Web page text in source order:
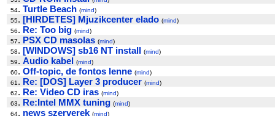
54. Turtle Beach (mind)
55. [HIRDETES] Mjuzikcenter elado (mind)
56. Re: Too big (mind)
57. PSX CD masolas (mind)
58. [WINDOWS] sb16 NT install (mind)
59. Audio kabel (mind)
60. Off-topic, de fontos lenne (mind)
61 . Re: [DOS] Layer 3 producer (mind)
62. Re: Video CD iras (mind)
63. Re:Intel MMX tuning (mind)
64. news szerverek (mind)